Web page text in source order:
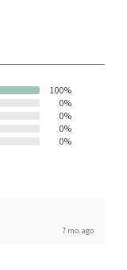
100%
0%
0%
0%
0%
7 mo. ago